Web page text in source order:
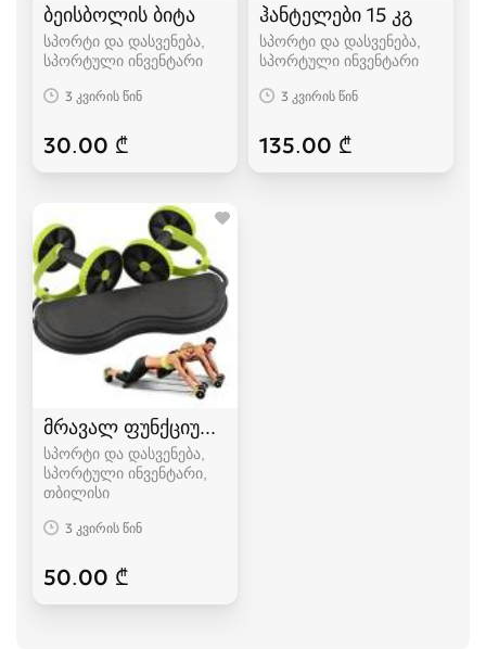
ბეისბოლის ბიტა
სპორტი და დასვენება,
სპორტული ინვენტარი
3 კვირის წინ
30.00 ₾
ჰანტელები 15 კგ
სპორტი და დასვენება,
სპორტული ინვენტარი
3 კვირის წინ
135.00 ₾
მრავალ ფუნქციური ტრენაჟორი
სპორტი და დასვენება,
სპორტული ინვენტარი
თბილისი
3 კვირის წინ
50.00 ₾